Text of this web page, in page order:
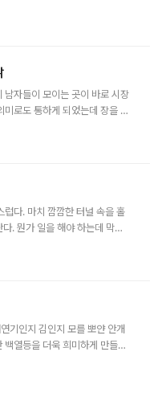
도 잘 모름)엘은 가나안족이 믿
남자들이 모이는 곳이 바로 시장
로도 통하게 되었는데 장을 보
있었지만 마음껏 글을 새길
들은 대신 대중연설을 통해 자
고 관심사는 어떻게 해서든 호
. 그래서 이들을 가르치는 전문
럽다. 마치 깜깜한 터널 속을 홀
. 뭔가 일을 해야 하는데 막막
트로이가 멸망한 원인은 왕
는지에 대한 이야기도 썼다.
인이 된 불화는 아킬레우스의
다. 에리스가 던진 “가장 아름
기인지 김인지 모를 뽀얀 안개
열등을 더욱 희미하게 만들고
다. 두 명은 중년이 조금 넘은